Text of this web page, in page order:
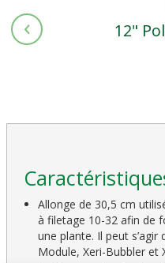
12"
‹
Allonge de 30,5 cm
à filetage 10-32 afin de
une plante. Il peut s’agir
Module, Xeri-Bubbler et